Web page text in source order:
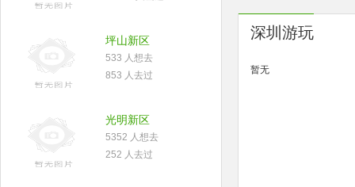
坪山新区
533 人想去
853 人去过
光明新区
5352 人想去
252 人去过
深圳游玩
暂无